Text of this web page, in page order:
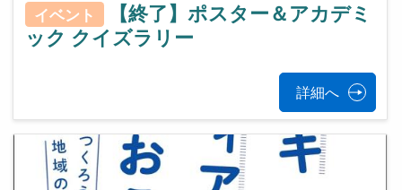
イベント
【終了】ポスター＆アカデミ
ック クイズラリー
詳細へ